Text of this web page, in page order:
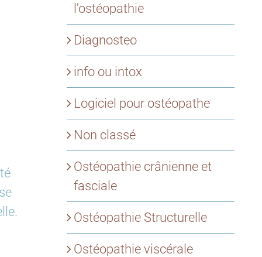
l'ostéopathie
Diagnosteo
info ou intox
Logiciel pour ostéopathe
Non classé
Ostéopathie crânienne et
fasciale
Ostéopathie Structurelle
Ostéopathie viscérale